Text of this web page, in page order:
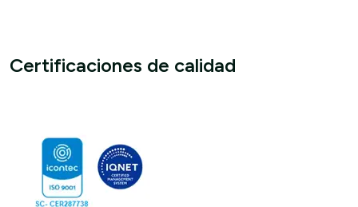
Certificaciones de calidad